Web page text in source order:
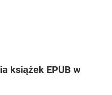
książek EPUB w